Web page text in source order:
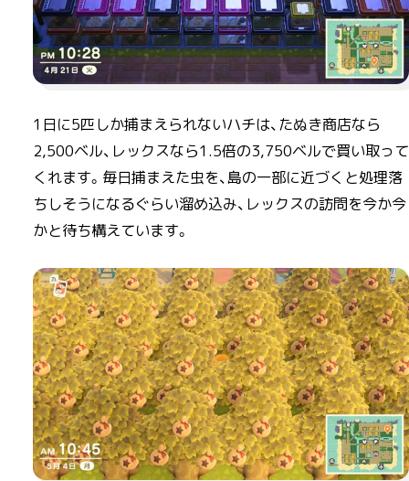
1日に5匹しか捕まえられないハチは、たぬき商店なら
2,500ベル、レックスなら1.5倍の3,750ベルで買い取って
くれます。毎日捕まえた虫を、島の一部に近づくと処理落
ちしそうになるぐらい溜め込み、レックスの訪問を今か今
かと待ち構えています。